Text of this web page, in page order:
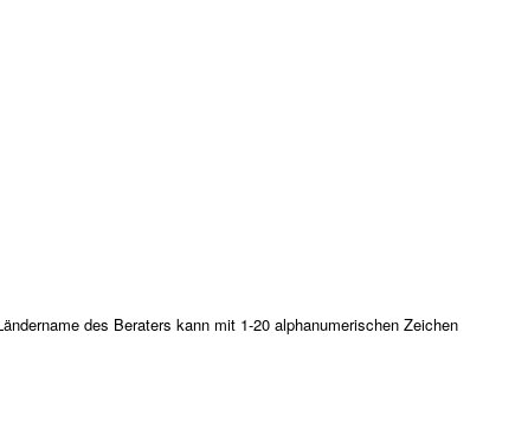
des Beraters kann mit 1-20 alphanumerischen Zeichen